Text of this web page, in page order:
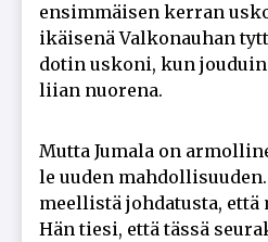
en­sim­mäi­sen ker­ran
ikäi­se­nä Val­ko­nau­han
do­tin us­ko­ni, kun
lii­an nuo­re­na.
Mut­ta Ju­ma­la on
le uu­den
meel­lis­tä joh­da­tus­ta,
Hän tie­si, et­tä täs­sä